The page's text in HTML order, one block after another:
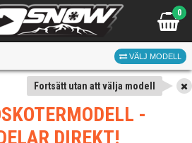
0
VÄLJ MODELL
Fortsätt utan att välja modell
-
DIREKT!